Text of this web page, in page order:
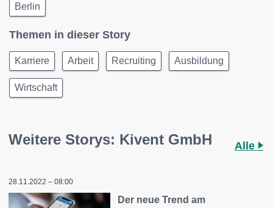
Berlin
Themen in dieser Story
Karriere Arbeit Recruiting Ausbildung
Wirtschaft
Weitere Storys: Kivent GmbH Alle
28.11.2022 – 08:00
Der neue Trend am